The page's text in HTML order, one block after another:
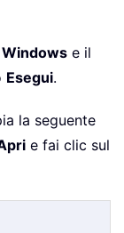
Windows e il
Esegui.
la seguente
e fai clic sul